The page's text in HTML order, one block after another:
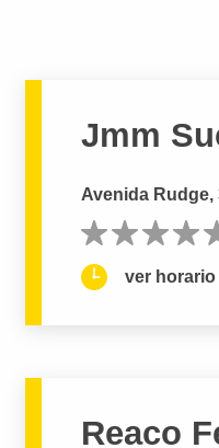
Jmm
Avenida Rudge,
ver
Reaco